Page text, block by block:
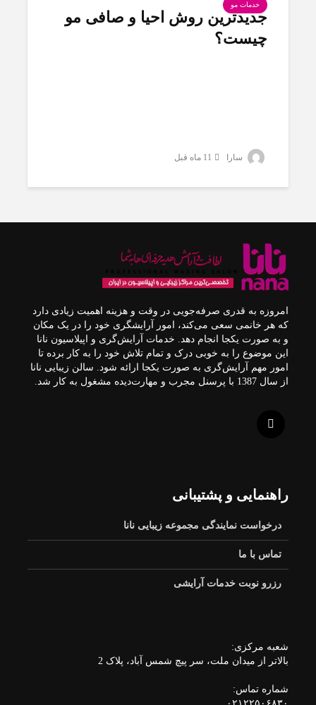
خدمات مو
جدیدترین روش احیا و صافی مو
چیست؟
سارا 11 ماه قبل
امروزه به قدری صرفه‌جویی در وقت و هزینه اهمیت زیادی دارد
که هر خانمی سعی می‌کند، امور آرایشگری خود را در یک مکان
و به صورت یکجا انجام دهد. خدمات آرایش‌گری و اپیلاسیون نانا
این موضوع را به خوبی درک و تمام تلاش خود را به کار برده تا
امور مهم آرایش‌گری به صورت یکجا ارائه شود. سالن زیبایی نانا
از سال 1387 با پرسنل مجرب و مهارت‌دیده مشغول به کار شد.
راهنمایی و پشتیبانی
درخواست نمایندگی مجموعه زیبایی نانا
تماس با ما
رزرو نوبت خدمات آرایشی
شعبه مرکزی:
بالاتر از میدان ملت، سر پیچ شمس آباد، پلاک 2
شماره تماس: